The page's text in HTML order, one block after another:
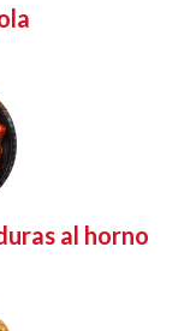
al horno